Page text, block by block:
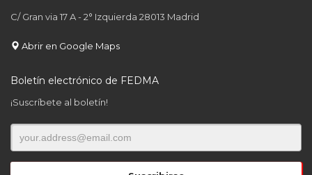
C/ Gran via 17 A - 2° Izquierda 28013 Madrid
Abrir en Google Maps
Boletín electrónico de FEDMA
¡Suscríbete al boletín!